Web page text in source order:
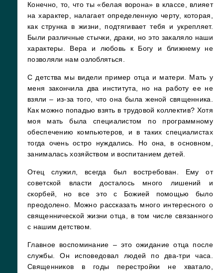
Конечно, то, что ты «белая ворона» в классе, влияет
на характер, налагает определенную черту, которая,
как струнка в жизни, подтягивает тебя и укрепляет.
Были различные стычки, драки, но это закаляло наши
характеры. Вера и любовь к Богу и ближнему не
позволяли нам озлобляться.
С детства мы видели пример отца и матери. Мать у
меня закончила два института, но на работу ее не
взяли – из-за того, что она была женой священника.
Как можно попадью взять в трудовой коллектив? Хотя
моя мать была специалистом по программному
обеспечению компьютеров, и в таких специалистах
тогда очень остро нуждались. Но она, в основном,
занималась хозяйством и воспитанием детей.
Отец служил, всегда был востребован. Ему от
советской власти досталось много лишений и
скорбей, но все это с Божией помощью было
преодолено. Можно рассказать много интересного о
священнической жизни отца, в том числе связанного
с нашим детством.
Главное воспоминание – это ожидание отца после
службы. Он исповедовал людей по два-три часа.
Священников в годы перестройки не хватало,